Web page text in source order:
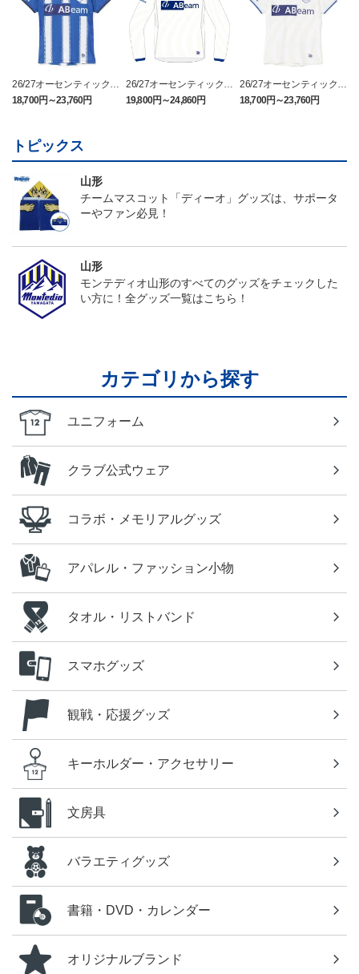
26/27オーセンティックユ
ニフォーム半袖（FP1st）
18,700円～23,760円
26/27オーセンティックユ
ニフォーム長袖（FP2n
d）
19,800円～24,860円
26/27オーセンティックユ
ニフォーム半袖（FP2n
d）
18,700円～23,760円
トピックス
山形
チームマスコット「ディーオ」グッズは、サポータ
ーやファン必見！
山形
モンテディオ山形のすべてのグッズをチェックした
い方に！全グッズ一覧はこちら！
カテゴリから探す
ユニフォーム
クラブ公式ウェア
コラボ・メモリアルグッズ
アパレル・ファッション小物
タオル・リストバンド
スマホグッズ
観戦・応援グッズ
キーホルダー・アクセサリー
文房具
バラエティグッズ
書籍・DVD・カレンダー
オリジナルブランド